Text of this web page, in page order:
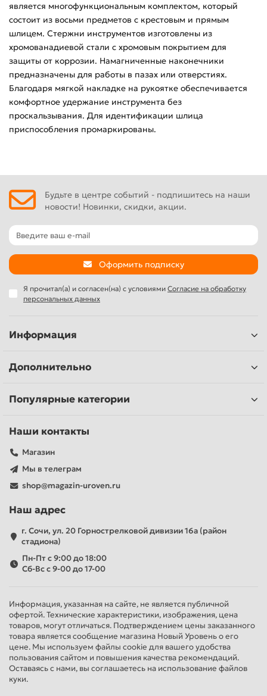
является многофункциональным комплектом, который
состоит из восьми предметов с крестовым и прямым
шлицем. Стержни инструментов изготовлены из
хромованадиевой стали с хромовым покрытием для
защиты от коррозии. Намагниченные наконечники
предназначены для работы в пазах или отверстиях.
Благодаря мягкой накладке на рукоятке обеспечивается
комфортное удержание инструмента без
проскальзывания. Для идентификации шлица
приспособления промаркированы.
Будьте в центре событий - подпишитесь на наши
новости! Новинки, скидки, акции.
Оформить подписку
Я прочитал(а) и согласен(на) с условиями Согласие на обработку
персональных данных
Информация
Дополнительно
Популярные категории
Наши контакты
Магазин
Мы в телеграм
shop@magazin-uroven.ru
Наш адрес
г. Сочи, ул. 20 Горнострелковой дивизии 16а (район
стадиона)
Пн-Пт с 9:00 до 18:00
Сб-Вс с 9-00 до 17-00
Информация, указанная на сайте, не является публичной
офертой. Технические характеристики, изображения, цена
товаров, могут отличаться. Подтверждением цены заказанного
товара является сообщение магазина Новый Уровень о его
цене. Мы используем файлы cookie для вашего удобства
пользования сайтом и повышения качества рекомендаций.
Оставаясь с нами, вы соглашаетесь на использование файлов
куки.